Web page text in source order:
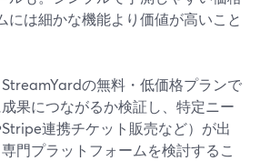
には細かな機能より価値が高いこと
の無料・低価格プランで
果につながるか検証し、特定ニー
連携チケット販売など）が出
門プラットフォームを検討するこ